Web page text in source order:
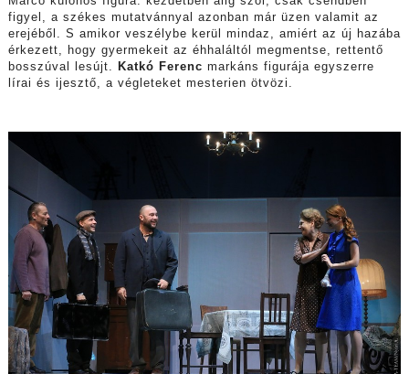
figyel, a székes mutatvánnyal azonban már üzen valamit az
erejéből. S amikor veszélybe kerül mindaz, amiért az új hazába
érkezett, hogy gyermekeit az éhhaláltól megmentse, rettentő
bosszúval lesújt.
Katkó Ferenc markáns figurája egyszerre
lírai és ijesztő, a végleteket mesterien ötvözi.